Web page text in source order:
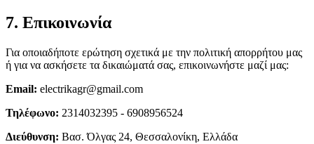
7. Επικοινωνία
Για οποιαδήποτε ερώτηση σχετικά με την πολιτική απορρήτου μας
ή για να ασκήσετε τα δικαιώματά σας, επικοινωνήστε μαζί μας:
Email: electrikagr@gmail.com
Τηλέφωνο: 2314032395 - 6908956524
Διεύθυνση: Βασ. Όλγας 24, Θεσσαλονίκη, Ελλάδα